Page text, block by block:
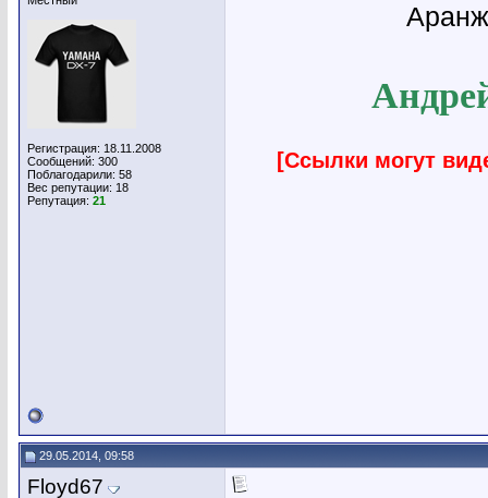
Регистрация: 18.11.2008
Сообщений: 300
Поблагодарили: 58
Вес репутации: 18
Репутация: 21
[Ссылки могут
29.05.2014, 09:58
Floyd67